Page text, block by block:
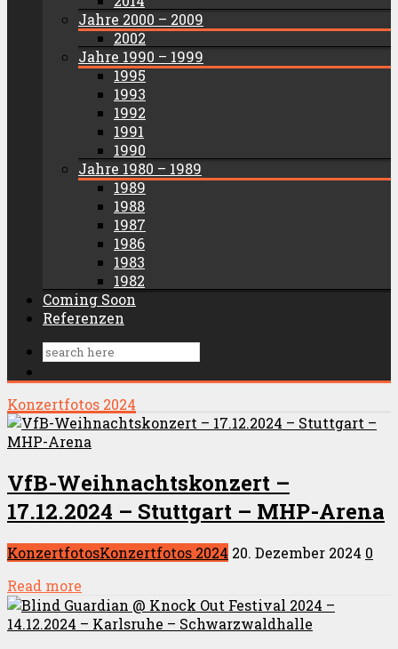
Jahre 2000 – 2009
2002
Jahre 1990 – 1999
1995
1993
1992
1991
1990
Jahre 1980 – 1989
1989
1988
1987
1986
1983
1982
Coming Soon
Referenzen
Konzertfotos 2024
VfB-Weihnachtskonzert –
17.12.2024 – Stuttgart – MHP-Arena
KonzertfotosKonzertfotos 2024 20. Dezember 2024 0
Read more